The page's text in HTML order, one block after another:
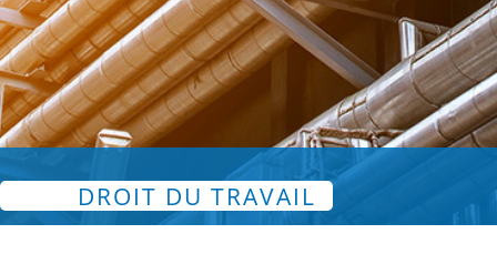
DROIT DU TRAVAIL